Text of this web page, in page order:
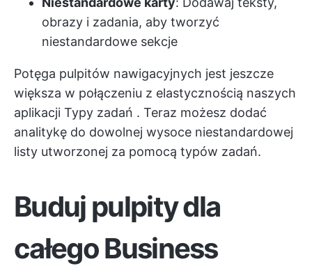
obrazy i zadania, aby tworzyć
niestandardowe sekcje
Potęga pulpitów nawigacyjnych jest jeszcze
większa w połączeniu z elastycznością naszych
aplikacji Typy zadań . Teraz możesz dodać
analitykę do dowolnej wysoce niestandardowej
listy utworzonej za pomocą typów zadań.
Buduj pulpity dla
całego Business